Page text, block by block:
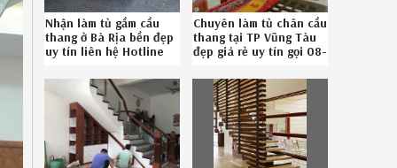
Nhận làm tủ gầm cầu
thang ở Bà Rịa bền đẹp
uy tín liên hệ Hotline
Chuyên làm tủ chân cầu
thang tại TP Vũng Tàu
đẹp giá rẻ uy tín gọi 08-